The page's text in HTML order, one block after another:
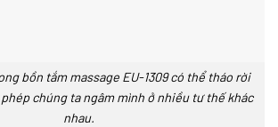
bồn tắm massage EU-1309 có thể tháo rời
chúng ta ngâm mình ở nhiều tư thế khác
nhau.